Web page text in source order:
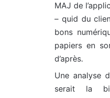
MAJ de
– quid du
bons
papiers en
d’après.
Une analyse
serait la